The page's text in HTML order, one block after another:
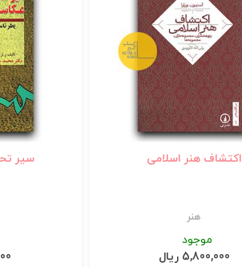
اکتشاف هنر اسلامی
هنر
موجود
5,800,000 ریال
سیر